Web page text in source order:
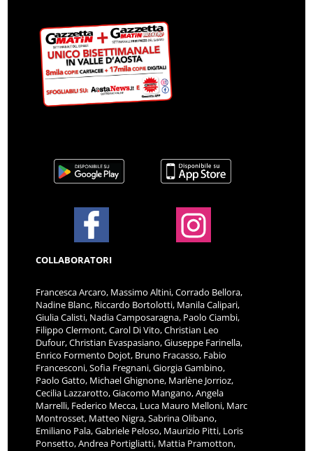
COLLABORATORI
Francesca Arcaro, Massimo Altini, Corrado Bellora,
Nadine Blanc, Riccardo Bortolotti, Manila Calipari,
Giulia Calisti, Nadia Camposaragna, Paolo Ciambi,
Filippo Clermont, Carol Di Vito, Christian Leo
Dufour, Christian Evaspasiano, Giuseppe Farinella,
Enrico Formento Dojot, Bruno Fracasso, Fabio
Francesconi, Sofia Fregnani, Giorgia Gambino,
Paolo Gatto, Michael Ghignone, Marlène Jorrioz,
Cecilia Lazzarotto, Giacomo Mangano, Angela
Marrelli, Federico Mecca, Luca Mauro Melloni, Marc
Montrosset, Matteo Nigra, Sabrina Olibano,
Emiliano Pala, Gabriele Peloso, Maurizio Pitti, Loris
Ponsetto, Andrea Portigliatti, Mattia Pramotton,